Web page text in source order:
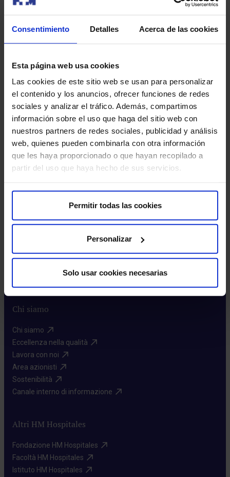
Consentimiento Detalles Acerca de las cookies
Esta página web usa cookies
Las cookies de este sitio web se usan para personalizar
el contenido y los anuncios, ofrecer funciones de redes
sociales y analizar el tráfico. Además, compartimos
información sobre el uso que haga del sitio web con
nuestros partners de redes sociales, publicidad y análisis
web, quienes pueden combinarla con otra información
que les haya proporcionado o que hayan recopilado a
partir del uso que haya hecho de sus servicios.
Permitir todas las cookies
Personalizar
Solo usar cookies necesarias
Ricezione di embrione donato
Chi siamo
Chi siamo​
Eccellenza nella qualità​
Lavora con noi​
Area azionisti​
Sostenibilità​
Canale interno di informazione​
Altri HM Hospitales
Fondazione HM Hospitales​
Facoltà HM Hospitales​
Istituto HM Hospitales​